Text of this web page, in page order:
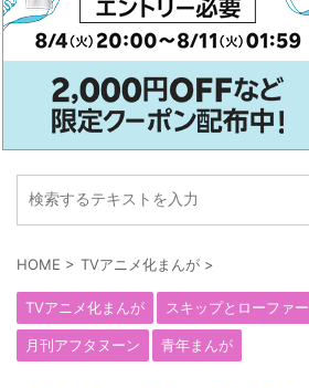
HOME > TVアニメ化まんが >
TVアニメ化まんが スキップとローファー
月刊アフタヌーン 青年まんが